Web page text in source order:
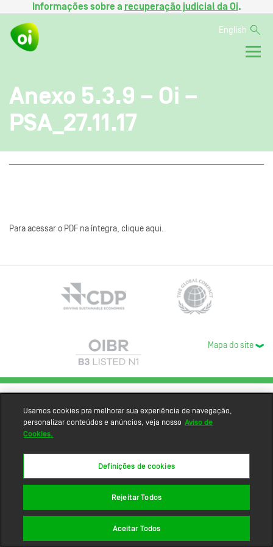
Informações sobre a recuperação judicial da Oi.
English
Anexo 5.3.9 – Oi –
PSA_27.11.17
Para acessar o PDF na íntegra, clique aqui.
Mapa do site
Usamos cookies pra melhorar sua experiência de navegação,
personalizar conteúdos e anúncios, veja nosso Aviso de
Cookies.
Definições de cookies
Rejeitar Todos
Aceitar Todos